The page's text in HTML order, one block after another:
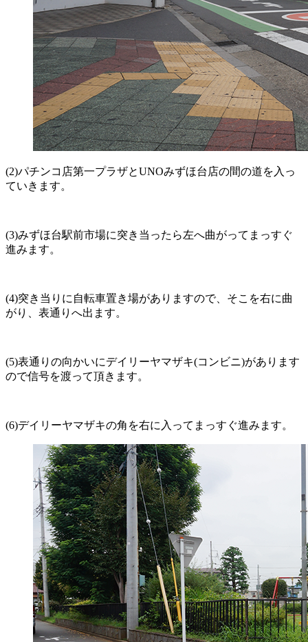
(2)パチンコ店第一プラザとUNOみずほ台店の間の道を入っ
ていきます。
(3)みずほ台駅前市場に突き当ったら左へ曲がってまっすぐ
進みます。
(4)突き当りに自転車置き場がありますので、そこを右に曲
がり、表通りへ出ます。
(5)表通りの向かいにデイリーヤマザキ(コンビニ)があります
ので信号を渡って頂きます。
(6)デイリーヤマザキの角を右に入ってまっすぐ進みます。